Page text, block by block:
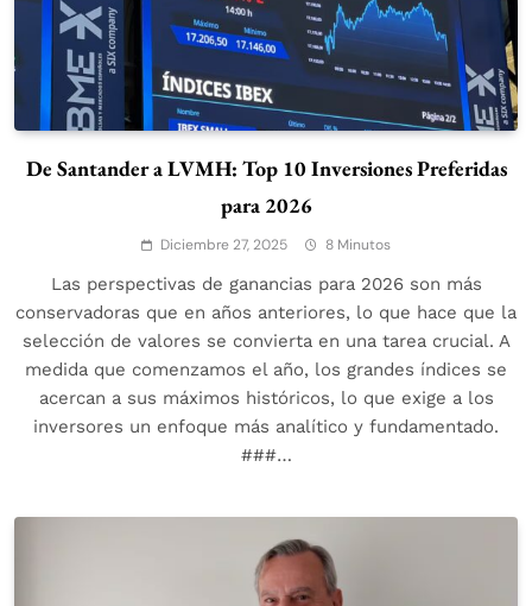
De Santander a LVMH: Top 10 Inversiones Preferidas
para 2026
Diciembre 27, 2025 8 Minutos
Las perspectivas de ganancias para 2026 son más
conservadoras que en años anteriores, lo que hace que la
selección de valores se convierta en una tarea crucial. A
medida que comenzamos el año, los grandes índices se
acercan a sus máximos históricos, lo que exige a los
inversores un enfoque más analítico y fundamentado.
###…